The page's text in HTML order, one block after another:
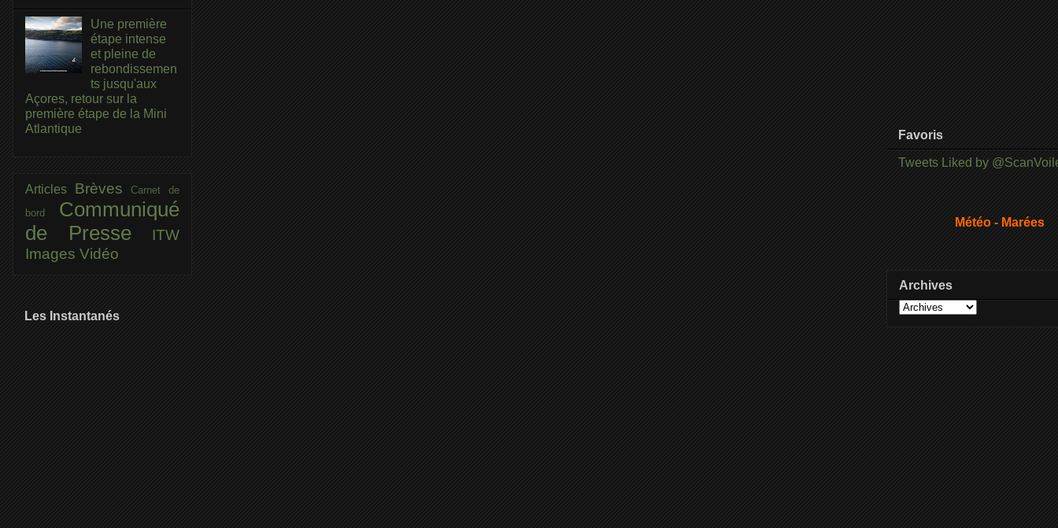
Une première
étape intense
et pleine de
rebondissemen
ts jusqu'aux
Açores, retour sur la
première étape de la Mini
Atlantique
Articles BrèvesCarnet de
bord Communiqué
de Presse
ITW
Images Vidéo
Les Instantanés
Favoris
Tweets Liked by
Météo - Marées
Archives